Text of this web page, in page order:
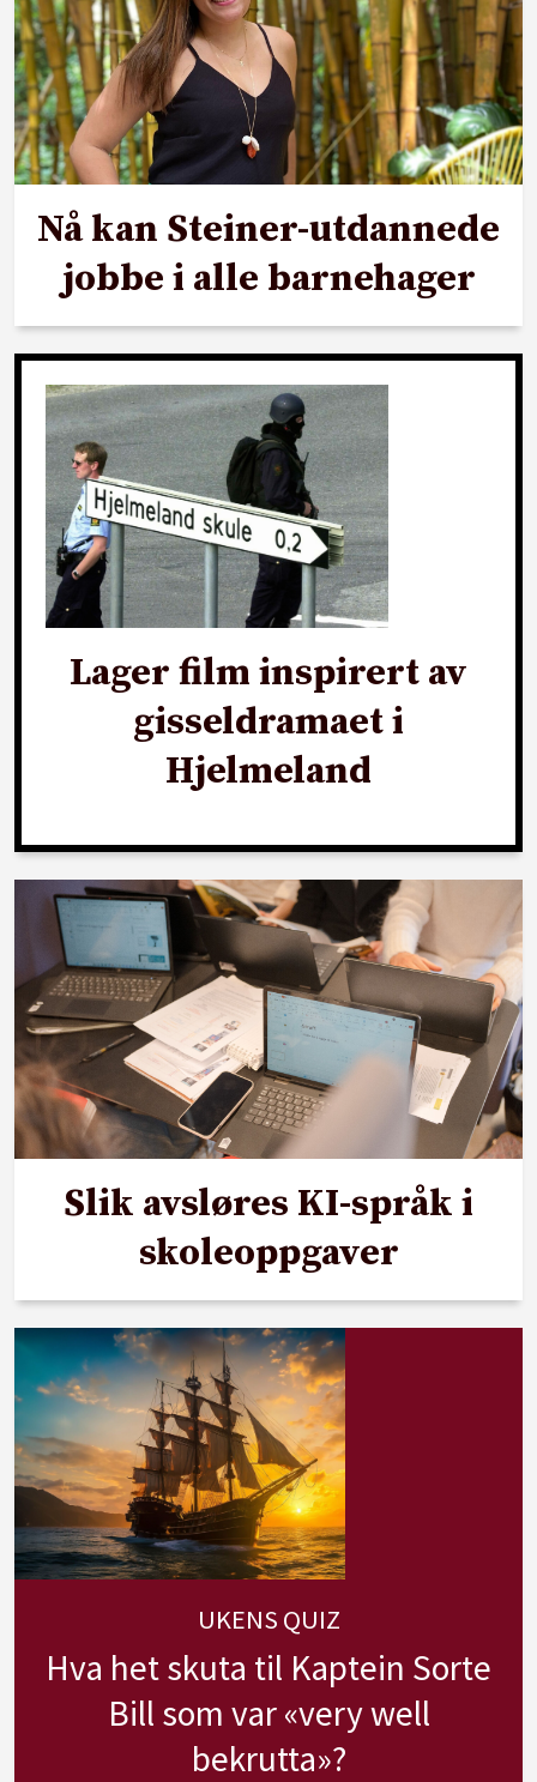
Nå kan Steiner-utdannede
jobbe i alle barnehager
Lager film inspirert av
gisseldramaet i
Hjelmeland
Slik avsløres KI-språk i
skoleoppgaver
UKENS QUIZ
Hva het skuta til Kaptein Sorte
Bill som var «very well
bekrutta»?